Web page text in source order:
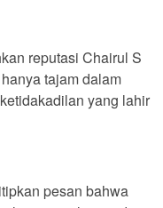
reputasi Chairul S
tajam dalam
yang lahir
pesan bahwa